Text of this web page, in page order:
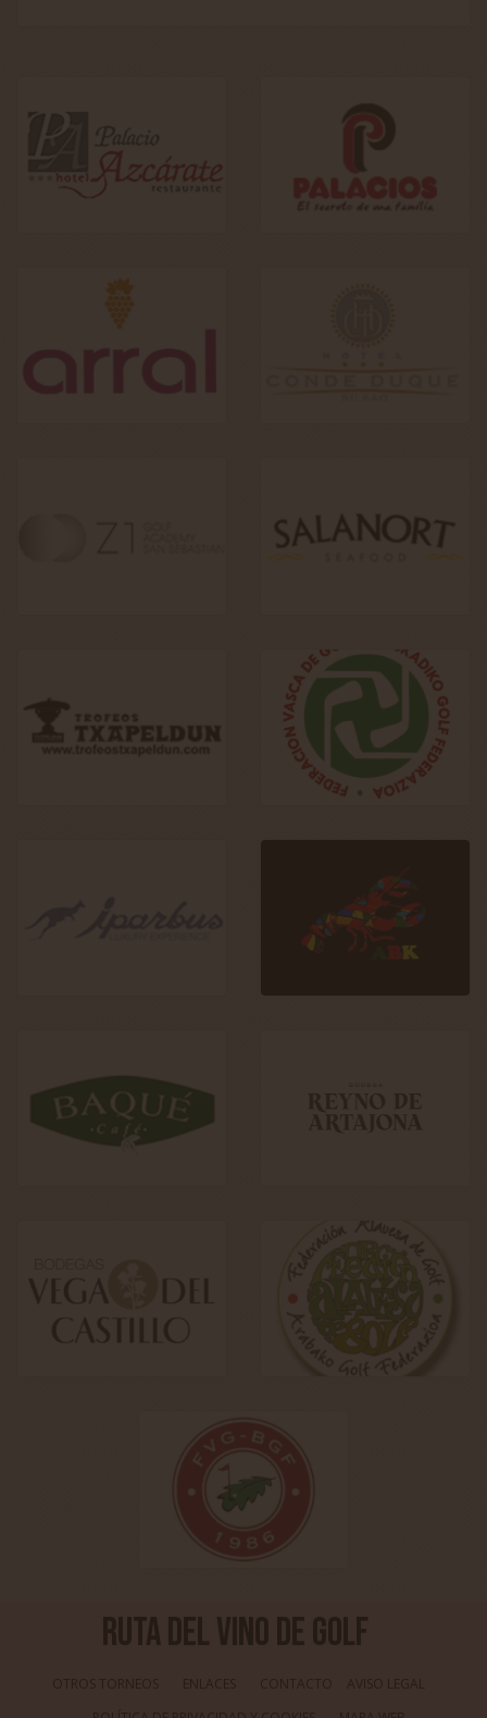
Ruta del Vino de Golf
OTROS TORNEOS ENLACES CONTACTO
AVISO LEGAL